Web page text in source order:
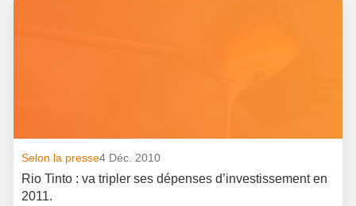
Selon la presse4 Déc. 2010
Rio Tinto : va tripler ses dépenses d’investissement en
2011.